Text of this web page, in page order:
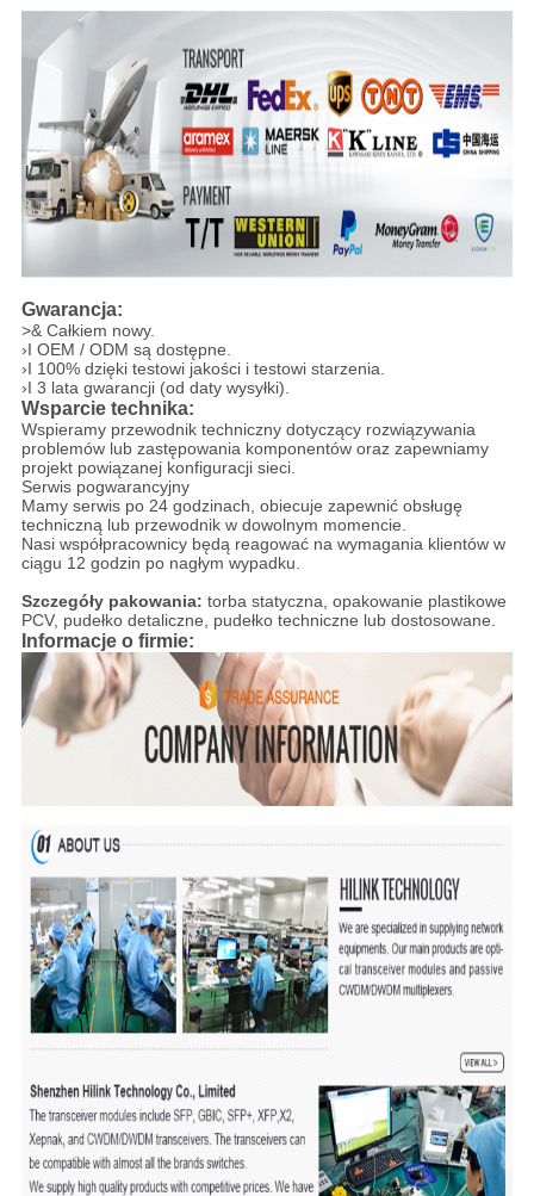
Gwarancja:
>& Całkiem nowy.
›I OEM / ODM są dostępne.
›I 100% dzięki testowi jakości i testowi starzenia.
›I 3 lata gwarancji (od daty wysyłki).
Wsparcie technika:
Wspieramy przewodnik techniczny dotyczący rozwiązywania
problemów lub zastępowania komponentów oraz zapewniamy
projekt powiązanej konfiguracji sieci.
Serwis pogwarancyjny
Mamy serwis po 24 godzinach, obiecuje zapewnić obsługę
techniczną lub przewodnik w dowolnym momencie.
Nasi współpracownicy będą reagować na wymagania klientów w
ciągu 12 godzin po nagłym wypadku.
Szczegóły pakowania: torba statyczna, opakowanie plastikowe
PCV, pudełko detaliczne, pudełko techniczne lub dostosowane.
Informacje o firmie: